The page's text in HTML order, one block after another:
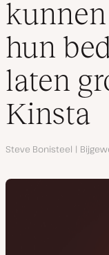
hun
laten
Kinsta
Auteur
Steve Bonisteel